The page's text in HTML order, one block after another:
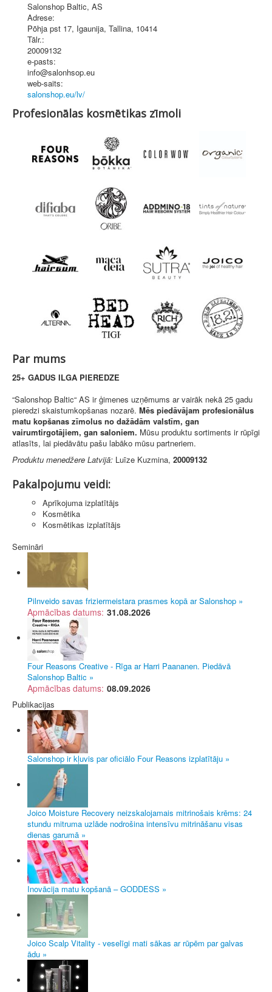
Salonshop Baltic, AS
Adrese:
Põhja pst 17, Igaunija, Tallina, 10414
Tālr.:
20009132
e-pasts:
info@salonhsop.eu
web-saits:
salonshop.eu/lv/
Profesionālas kosmētikas zīmoli
Par mums
25+ GADUS ILGA PIEREDZE
“Salonshop Baltic“ AS ir ģimenes uzņēmums ar vairāk nekā 25 gadu
pieredzi skaistumkopšanas nozarē. Mēs piedāvājam profesionālus
matu kopšanas zīmolus no dažādām valstīm, gan
vairumtirgotājiem, gan saloniem. Mūsu produktu sortiments ir rūpīgi
atlasīts, lai piedāvātu pašu labāko mūsu partneriem.
Produktu menedžere Latvijā: Luīze Kuzmina, 20009132
Pakalpojumu veidi:
Aprīkojuma izplatītājs
Kosmētika
Kosmētikas izplatītājs
Semināri
Pilnveido savas friziermeistara prasmes kopā ar Salonshop »
Apmācības datums: 31.08.2026
Four Reasons Creative - Rīga ar Harri Paananen. Piedāvā
Salonshop Baltic »
Apmācības datums: 08.09.2026
Publikacijas
Salonshop ir kļuvis par oficiālo Four Reasons izplatītāju »
Joico Moisture Recovery neizskalojamais mitrinošais krēms: 24
stundu mitruma uzlāde nodrošina intensīvu mitrināšanu visas
dienas garumā »
Inovācija matu kopšanā – GODDESS »
Joico Scalp Vitality - veselīgi mati sākas ar rūpēm par galvas
ādu »